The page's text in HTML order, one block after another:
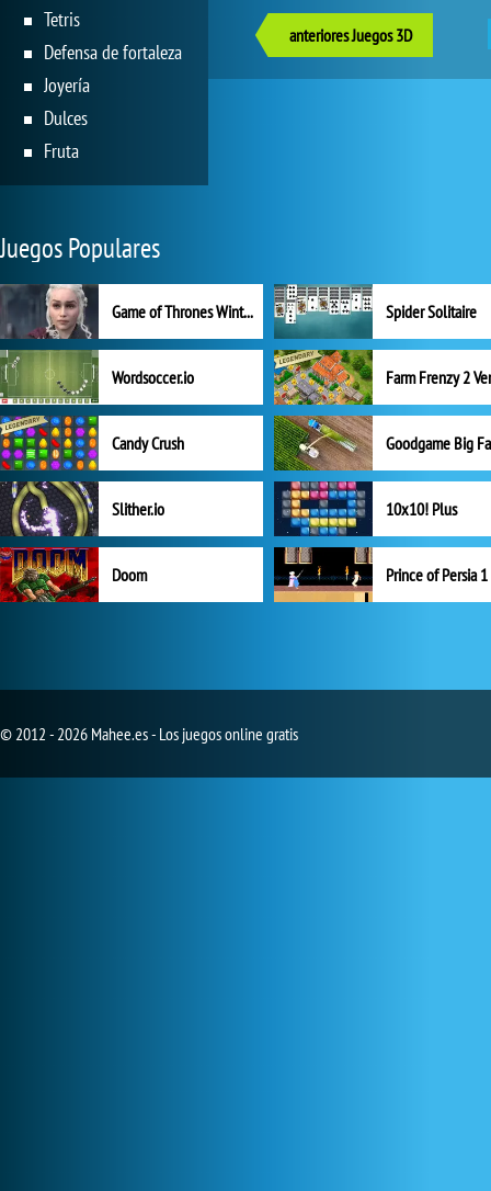
anteriores Juegos 3D
Tetris
Defensa de fortaleza
Joyería
Dulces
Fruta
Juegos Populares
Game of Thrones Winter is Coming Spider Solitaire
Wordsoccer.io
Candy Crush Goodgame Big
Slither.io 10x10! Plus
Doom Prince of Persia 1
© 2012 - 2026 Mahee.es - Los juegos online gratis